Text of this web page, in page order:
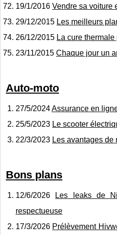
19/1/2016 Vendre sa voiture
29/12/2015 Les meilleurs
26/12/2015 La cure
23/11/2015 Chaque jour un
Auto-moto
27/5/2024Assurance en
25/5/2023 Le scooter
22/3/2023 Les avantages
Bons plans
12/6/2026
Les leaks de
respectueuse
17/3/2026 Prélèvement